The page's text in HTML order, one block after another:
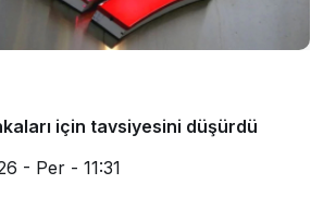
için tavsiyesini düşürdü
- Per - 11:31